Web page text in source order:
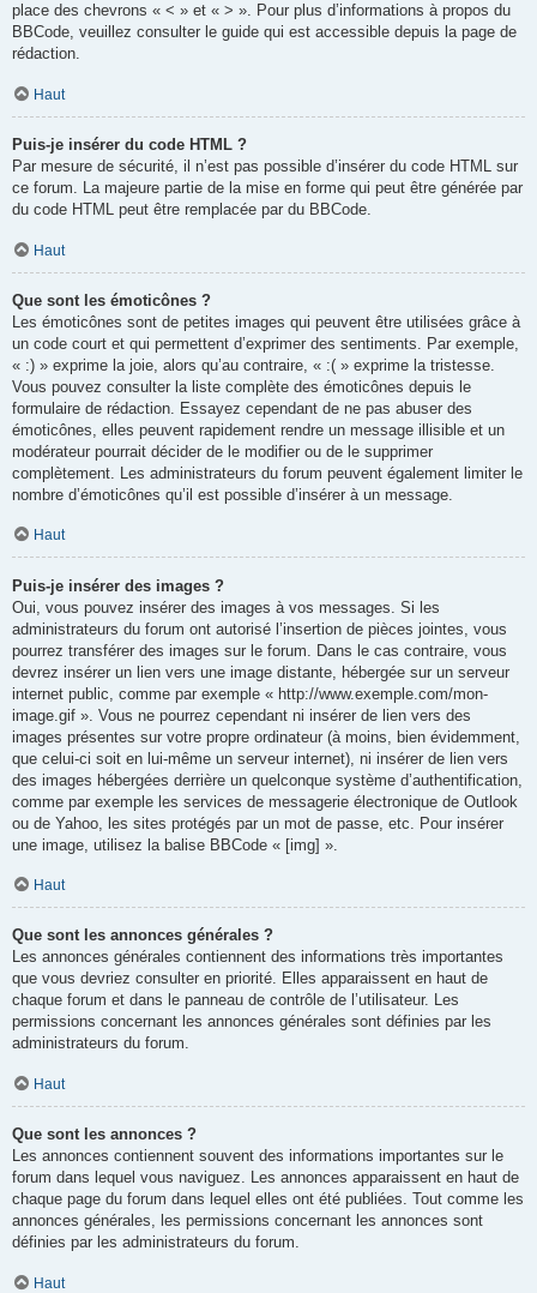
place des chevrons « < » et « > ». Pour plus d’informations à propos du
BBCode, veuillez consulter le guide qui est accessible depuis la page de
rédaction.
Haut
Puis-je insérer du code HTML ?
Par mesure de sécurité, il n’est pas possible d’insérer du code HTML sur
ce forum. La majeure partie de la mise en forme qui peut être générée par
du code HTML peut être remplacée par du BBCode.
Haut
Que sont les émoticônes ?
Les émoticônes sont de petites images qui peuvent être utilisées grâce à
un code court et qui permettent d’exprimer des sentiments. Par exemple,
« :) » exprime la joie, alors qu’au contraire, « :( » exprime la tristesse.
Vous pouvez consulter la liste complète des émoticônes depuis le
formulaire de rédaction. Essayez cependant de ne pas abuser des
émoticônes, elles peuvent rapidement rendre un message illisible et un
modérateur pourrait décider de le modifier ou de le supprimer
complètement. Les administrateurs du forum peuvent également limiter le
nombre d’émoticônes qu’il est possible d’insérer à un message.
Haut
Puis-je insérer des images ?
Oui, vous pouvez insérer des images à vos messages. Si les
administrateurs du forum ont autorisé l’insertion de pièces jointes, vous
pourrez transférer des images sur le forum. Dans le cas contraire, vous
devrez insérer un lien vers une image distante, hébergée sur un serveur
internet public, comme par exemple « http://www.exemple.com/mon-
image.gif ». Vous ne pourrez cependant ni insérer de lien vers des
images présentes sur votre propre ordinateur (à moins, bien évidemment,
que celui-ci soit en lui-même un serveur internet), ni insérer de lien vers
des images hébergées derrière un quelconque système d’authentification,
comme par exemple les services de messagerie électronique de Outlook
ou de Yahoo, les sites protégés par un mot de passe, etc. Pour insérer
une image, utilisez la balise BBCode « [img] ».
Haut
Que sont les annonces générales ?
Les annonces générales contiennent des informations très importantes
que vous devriez consulter en priorité. Elles apparaissent en haut de
chaque forum et dans le panneau de contrôle de l’utilisateur. Les
permissions concernant les annonces générales sont définies par les
administrateurs du forum.
Haut
Que sont les annonces ?
Les annonces contiennent souvent des informations importantes sur le
forum dans lequel vous naviguez. Les annonces apparaissent en haut de
chaque page du forum dans lequel elles ont été publiées. Tout comme les
annonces générales, les permissions concernant les annonces sont
définies par les administrateurs du forum.
Haut